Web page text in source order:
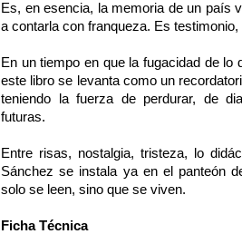
Es, en esencia, la memoria de un país
a contarla con franqueza. Es
En un tiempo en que la fugacidad de
este libro se levanta como un
teniendo la fuerza de perdurar, de
futuras.
Entre risas, nostalgia, tristeza, lo
Sánchez se instala ya en el panteón
solo se leen, sino que se viven.
Ficha Técnica